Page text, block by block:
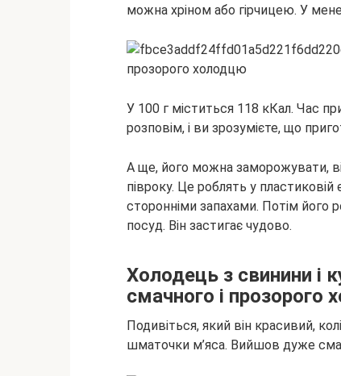
можна хріном або гірчицею. У
У 100 г міститься 118 кКал. Час
розповім, і ви зрозумієте, що
А ще, його можна заморожувати,
півроку. Це роблять у
сторонніми запахами. Потім його
посуд. Він застигає чудово.
Холодець з свинини і
смачного і прозорого
Подивіться, який він красивий,
шматочки м’яса. Вийшов дуже